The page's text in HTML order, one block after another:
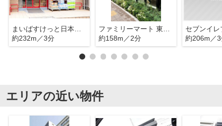
まいばすけっと日本橋富沢町店
約232m／3分
ファミリーマート 東日本橋三丁目店
約158m／2分
約206m／
エリアの近い物件